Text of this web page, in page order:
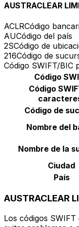
AUSTRACLEAR
ACLRCódigo
AUCódigo del país
2SCódigo de
216Código de
Código SWIFT/BIC
Código
Código
Código de
Nombre del
Nombre de la
Ciudad
País
AUSTRACLEAR
Los códigos